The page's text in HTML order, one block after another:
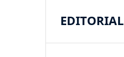
EDITORIAL